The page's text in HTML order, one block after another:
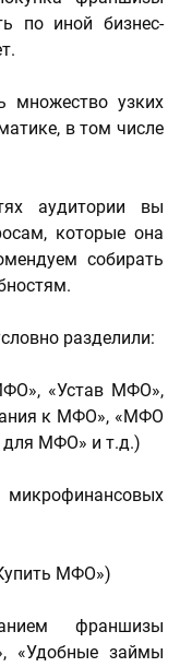
по иной бизнес-
множество узких
в том числе
аудитории вы
которые она
собирать
разделили:
«Устав МФО»,
к МФО», «МФО
для МФО» и т.д.)
МФО»)
франшизы
«Удобные займы